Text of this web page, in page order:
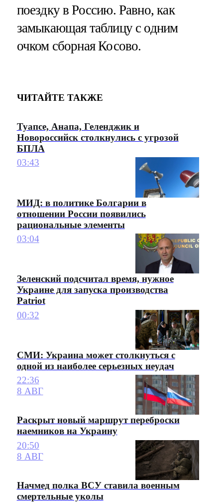
поездку в Россию. Равно, как
замыкающая таблицу с одним
очком сборная Косово.
ЧИТАЙТЕ ТАКЖЕ
Туапсе, Анапа, Геленджик и
Новороссийск столкнулись с угрозой
БПЛА
03:43
МИД: в политике Болгарии в
отношении России появились
рациональные элементы
03:04
Зеленский подсчитал время, нужное
Украине для запуска производства
Patriot
00:32
СМИ: Украина может столкнуться с
одной из наиболее серьезных неудач
22:36
8 АВГ
Раскрыт новый маршрут переброски
наемников на Украину
20:50
8 АВГ
Начмед полка ВСУ ставила военным
смертельные уколы